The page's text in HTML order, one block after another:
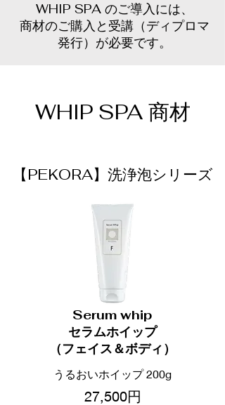
WHIP SPA のご導入には、
商材のご購入と受講（ディプロマ
発行）が必要です。
WHIP SPA 商材
【PEKORA】洗浄泡シリーズ
Serum whip
セラムホイップ
（フェイス＆ボディ）
うるおいホイップ 200g
27,500円